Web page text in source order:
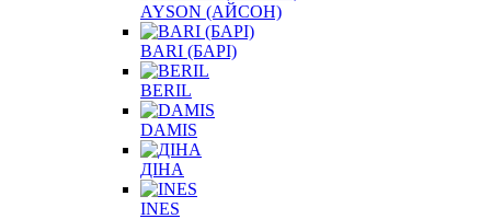
AYSON (АЙСОН)
BARI (БАРІ)
BERIL
DAMIS
ДІНА
INES